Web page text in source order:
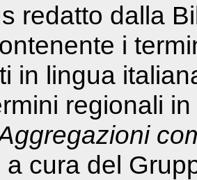
redatto dalla
i
in lingua
regionali
a cura del